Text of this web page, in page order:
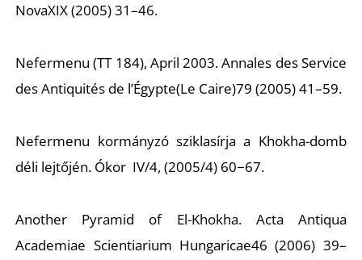
NovaXIX (2005) 31–46.
Nefermenu (TT 184), April 2003.Annales des Service
des Antiquités de l’Égypte(Le Caire)79 (2005) 41–59.
Nefermenu kormányzó sziklasírja a Khokha-domb
déli lejtőjén. Ókor IV/4, (2005/4) 60−67.
Another Pyramid of El-Khokha. Acta Antiqua
Academiae Scientiarium Hungaricae46 (2006) 39–